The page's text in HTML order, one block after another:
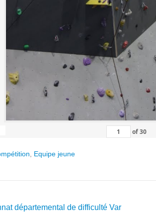
of30
Equipe jeune
départemental de difficulté Var